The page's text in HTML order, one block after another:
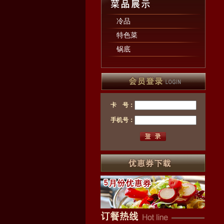
冷品
特色菜
锅底
卡 号：
手机号：